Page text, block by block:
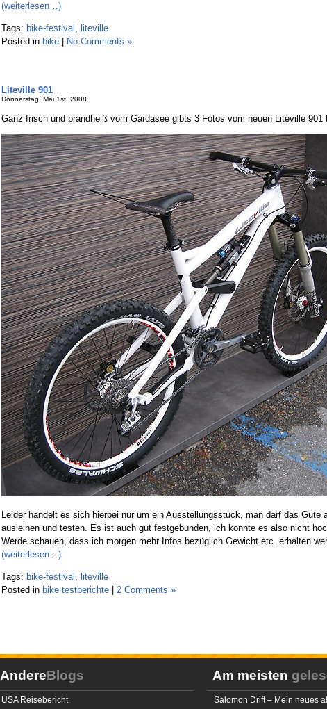
(weiterlesen…)
Tags: bike-festival , liteville
Posted in bike| No Comments »
Liteville 901
Donnerstag, Mai 1st, 2008
Ganz frisch und brandheiß vom Gardasee gibts 3 Fotos vom neuen Liteville 901
Leider handelt es sich hierbei nur um ein Ausstellungsstück, man darf das Gute
ausleihen und testen. Es ist auch gut festgebunden, ich konnte es also nicht
Werde schauen, dass ich morgen mehr Infos bezüglich Gewicht etc. erhalten
(weiterlesen…)
Tags: bike-festival , liteville
Posted in bike testberichte| 2 Comments »
AndereBlogs
USA Reisebericht
Am meisten
Salomon Drift – Mein neues